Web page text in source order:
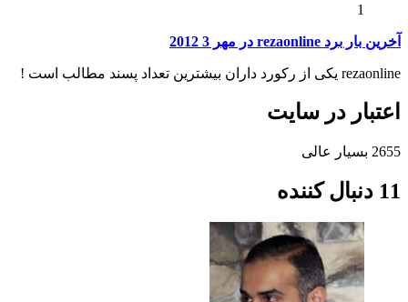
1
آخرین بار برد rezaonline در مهر 3 2012
rezaonline یکی از رکورد داران بیشترین تعداد پسند مطالب است !
اعتبار در سایت
2655 بسیار عالی
11 دنبال کننده